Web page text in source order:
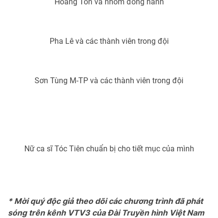
Ðiện thoại Thời báo VTV:024.66 897 897
Pha Lê và các thành viên trong đội
Sơn Tùng M-TP và các thành viên trong đội
Nữ ca sĩ Tóc Tiên chuẩn bị cho tiết mục của mình
* Mời quý độc giả theo dõi các chương trình đã phát
sóng trên kênh VTV3 của Đài Truyền hình Việt Nam